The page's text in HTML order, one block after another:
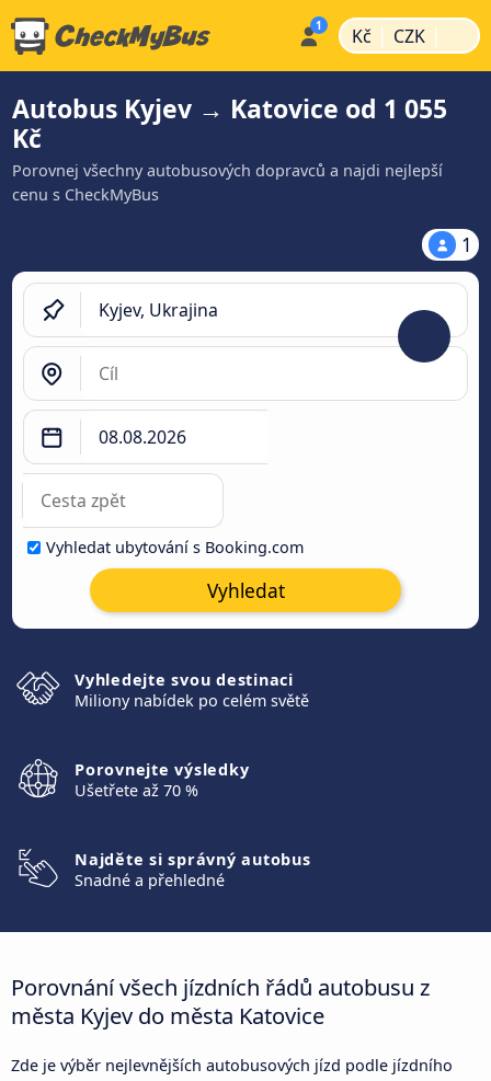
Kč | CZK |
Autobus Kyjev → Katovice od 1 055
Kč
Porovnej všechny autobusových dopravců a najdi nejlepší
cenu s CheckMyBus
1
Vyhledat ubytování s Booking.com
Vyhledat
Vyhledejte svou destinaci
Miliony nabídek po celém světě
Porovnejte výsledky
Ušetřete až 70 %
Najděte si správný autobus
Snadné a přehledné
Porovnání všech jízdních řádů autobusu z
města Kyjev do města Katovice
Zde je výběr nejlevnějších autobusových jízd podle jízdního